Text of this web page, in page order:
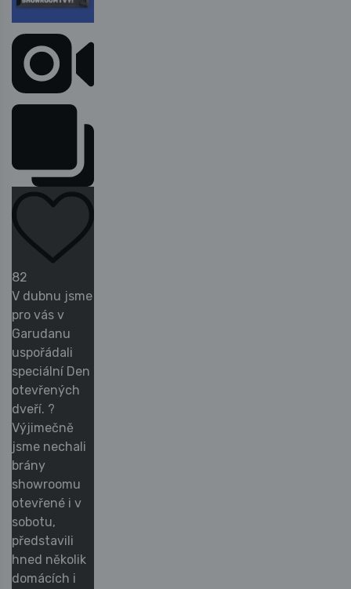
82
V dubnu jsme
pro vás v
Garudanu
uspořádali
speciální Den
otevřených
dveří. ?
Výjimečně
jsme nechali
brány
showroomu
otevřené i v
sobotu,
představili
hned několik
domácích i